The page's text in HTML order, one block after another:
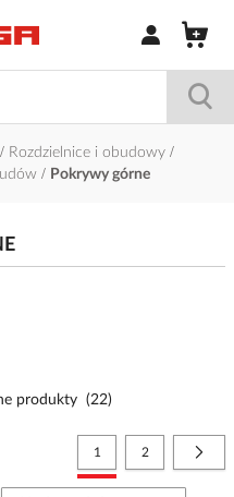
Zaloguj się /
Rozdzielnice i obudowy
Pokrywy górne
produkty (22)
Strona
Aktualnie czytasz stronę
1 Strona
2